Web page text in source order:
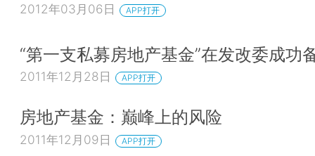
2012年03月06日 APP打开
“第一支私募房地产基金”在发改委成功
2011年12月28日 APP打开
房地产基金：巅峰上的风险
2011年12月09日 APP打开